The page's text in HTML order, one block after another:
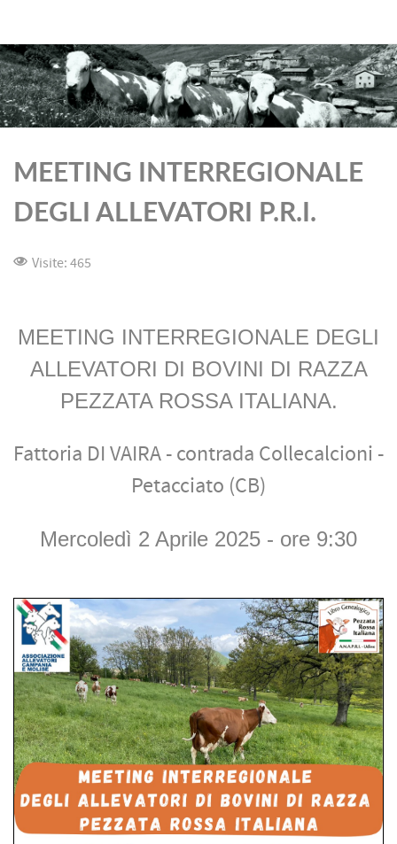
MEETING INTERREGIONALE
DEGLI ALLEVATORI P.R.I.
Visite: 465
MEETING INTERREGIONALE DEGLI
ALLEVATORI DI BOVINI DI RAZZA
PEZZATA ROSSA ITALIANA.
Fattoria DI VAIRA - contrada Collecalcioni -
Petacciato (CB)
Mercoledì 2 Aprile 2025 - ore 9:30